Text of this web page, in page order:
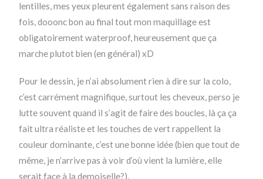
lentilles, mes yeux pleurent également sans raison des
fois, dooonc bon au final tout mon maquillage est
obligatoirement waterproof, heureusement que ça
marche plutot bien (en général) xD
Pour le dessin, je n’ai absolument rien à dire sur la colo,
c’est carrément magnifique, surtout les cheveux, perso je
lutte souvent quand il s’agit de faire des boucles, là ça ça
fait ultra réaliste et les touches de vert rappellent la
couleur dominante, c’est une bonne idée (bien que tout de
même, je n’arrive pas à voir d’où vient la lumière, elle
serait face à la demoiselle?).